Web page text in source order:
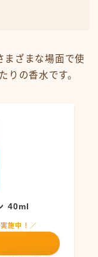
まざまな場面で使
りの香水です。
40ml
施中！／